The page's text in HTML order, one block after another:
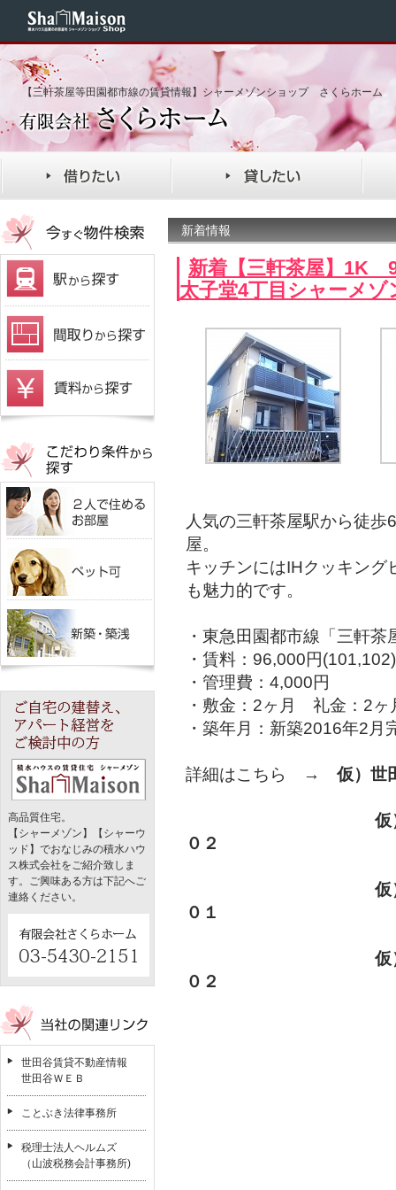
【三軒茶屋等田園都市線の賃貸情報】シャーメゾンショップ さくらホーム
高品質住宅。
【シャーメゾン】【シャーウ
ッド】でおなじみの積水ハウ
ス株式会社をご紹介致しま
す。ご興味ある方は下記へご
連絡ください。
世田谷賃貸不動産情報
世田谷ＷＥＢ
ことぶき法律事務所
税理士法人ヘルムズ
（山波税務会計事務所)
新着情報
新着【三軒茶屋】1K
太子堂4丁目シャーメゾ
人気の三軒茶屋駅から徒
屋。
キッチンにはIHクッキン
も魅力的です。
・東急田園都市線「三軒
・賃料：96,000円
・管理費：4,000円
・敷金：2ヶ月 礼金：2ヶ
・築年月：新築2016年2月
詳細はこちら → 仮）世
仮
０２
仮
０１
仮
０２